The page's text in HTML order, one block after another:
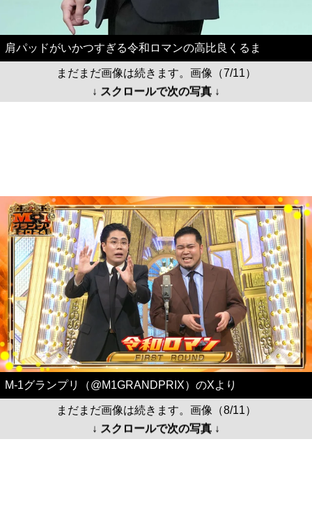
肩パッドがいかつすぎる令和ロマンの高比良くるま
まだまだ画像は続きます。画像（7/11）
↓ スクロールで次の写真 ↓
M-1グランプリ（@M1GRANDPRIX）のXより
まだまだ画像は続きます。画像（8/11）
↓ スクロールで次の写真 ↓